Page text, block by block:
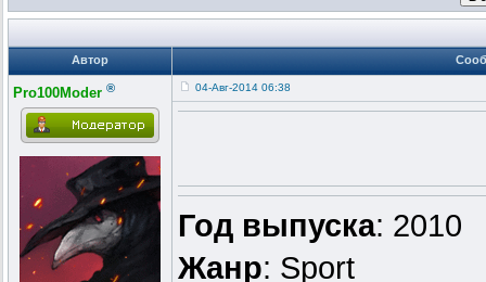
Автор
Pro100Moder ® 04-Авг-2014 06:38
Год выпуска: 2010
Жанр: Sport